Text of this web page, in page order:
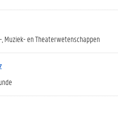
Muziek- en Theaterwetenschappen